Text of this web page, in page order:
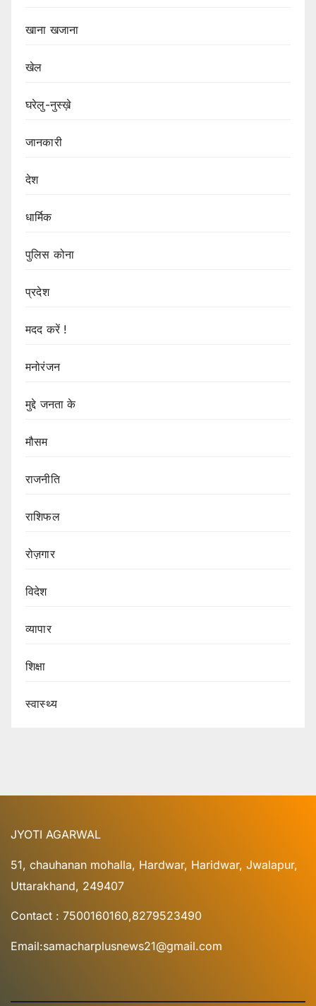
खाना खजाना
खेल
घरेलु-नुस्ख़े
जानकारी
देश
धार्मिक
पुलिस कोना
प्रदेश
मदद करें !
मनोरंजन
मुद्दे जनता के
मौसम
राजनीति
राशिफल
रोज़गार
विदेश
व्यापार
शिक्षा
स्वास्थ्य
JYOTI AGARWAL
51, chauhanan mohalla, Hardwar, Haridwar, Jwalapur,
Uttarakhand, 249407
Contact : 7500160160,8279523490
Email:samacharplusnews21@gmail.com